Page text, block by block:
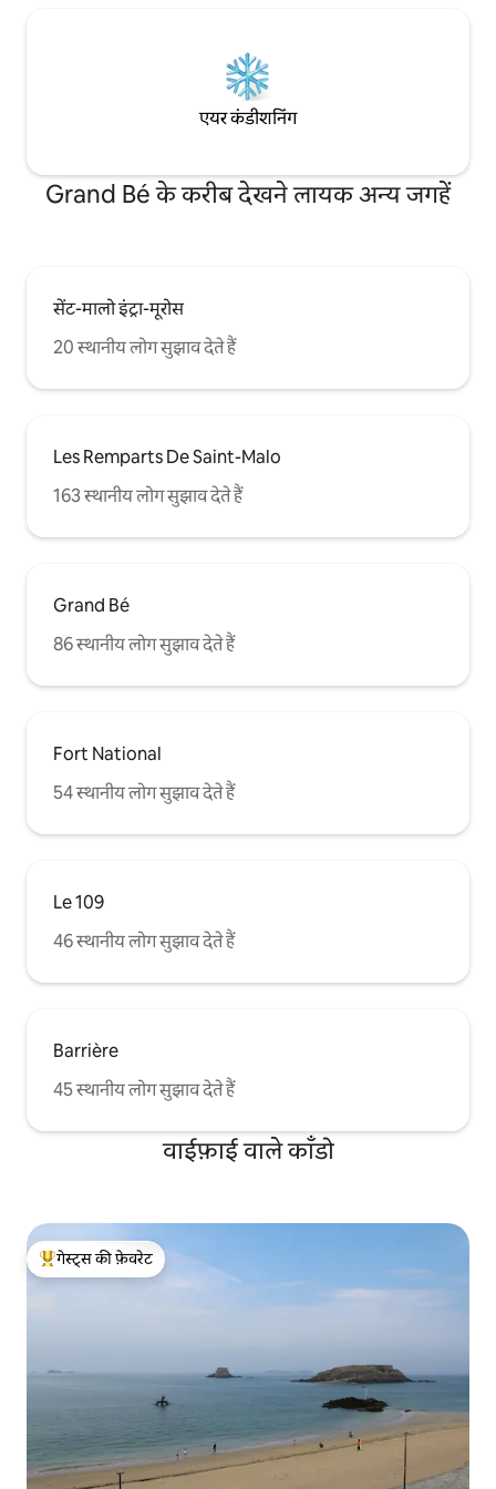
एयर कंडीशनिंग
Grand Bé के करीब देखने लायक अन्य जगहें
सेंट-मालो इंट्रा-मूरोस
20 स्थानीय लोग सुझाव देते हैं
Les Remparts De Saint-Malo
163 स्थानीय लोग सुझाव देते हैं
Grand Bé
86 स्थानीय लोग सुझाव देते हैं
Fort National
54 स्थानीय लोग सुझाव देते हैं
Le 109
46 स्थानीय लोग सुझाव देते हैं
Barrière
45 स्थानीय लोग सुझाव देते हैं
वाईफ़ाई वाले काँडो
गेस्ट्स का टॉप फ़ेवरेट
गेस्ट्स की फ़ेवरेट